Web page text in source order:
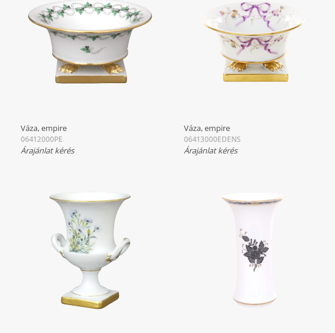
Váza, empire
06412000PE
Árajánlat kérés
Váza, empire
06413000EDENS
Árajánlat kérés